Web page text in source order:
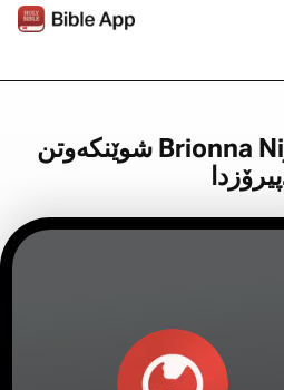
شوێنکەوتن Brionna Nijah لە ئەپی کتێبی